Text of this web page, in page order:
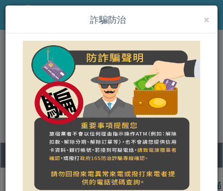
MENU
(th)雲山水城堡民宿
營登名稱：雲山水城堡民宿
統一編號：72899192
合法民宿 花蓮縣2239號
ชื่อแบบห้อง
06
วันพฤหัสบดี
07
วันศุกร์
08
วันอาทิตย์
×
詐騙防治